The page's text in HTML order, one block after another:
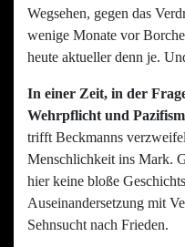
Wegsehen, gegen das
wenige Monate vor
heute aktueller denn je.
In einer Zeit, in der
Wehrpflicht und
trifft Beckmanns
Menschlichkeit ins Mark.
hier keine bloße
Auseinandersetzung mit
Sehnsucht nach Frieden.